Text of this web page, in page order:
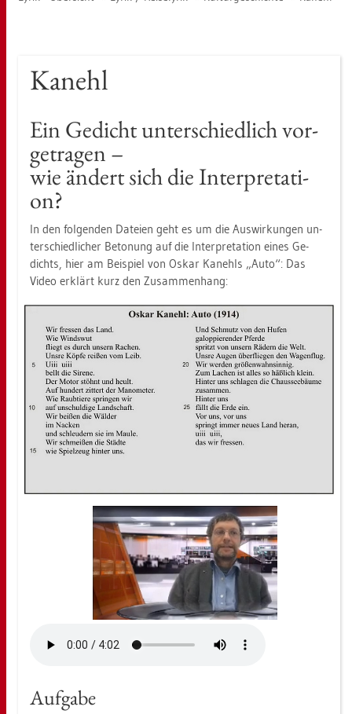
Ka­nehl
Ein Ge­dicht un­ter­schied­lich vor­
ge­tra­gen –
wie än­dert sich die In­ter­pre­ta­ti­
on?
In den fol­gen­den Da­tei­en geht es um die Aus­wir­kun­gen un­
ter­schied­li­cher Be­to­nung auf die In­ter­pre­ta­ti­on eines Ge­
dichts, hier am Bei­spiel von Oskar Ka­nehls „Auto“: Das
Video er­klärt kurz den Zu­sam­men­hang:
Auf­ga­be